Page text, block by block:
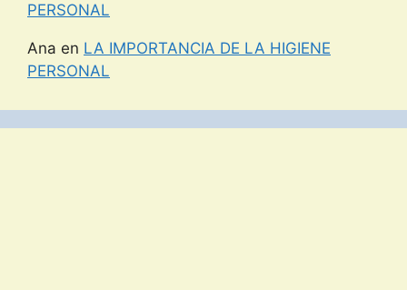
PERSONAL
Ana en LA IMPORTANCIA DE LA HIGIENE
PERSONAL